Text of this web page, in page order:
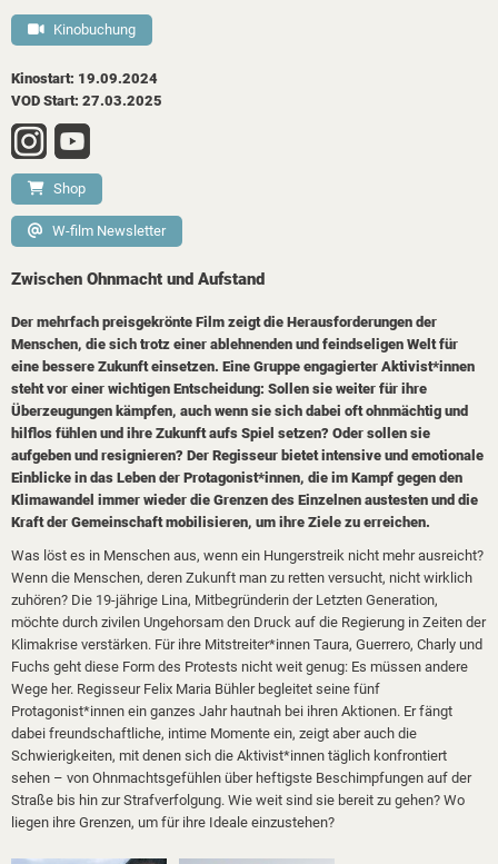
Kinobuchung
Kinostart: 19.09.2024
VOD Start: 27.03.2025
Shop
W-film Newsletter
Zwischen Ohnmacht und Aufstand
Der mehrfach preisgekrönte Film zeigt die Herausforderungen der
Menschen, die sich trotz einer ablehnenden und feindseligen Welt für
eine bessere Zukunft einsetzen. Eine Gruppe engagierter Aktivist*innen
steht vor einer wichtigen Entscheidung: Sollen sie weiter für ihre
Überzeugungen kämpfen, auch wenn sie sich dabei oft ohnmächtig und
hilflos fühlen und ihre Zukunft aufs Spiel setzen? Oder sollen sie
aufgeben und resignieren? Der Regisseur bietet intensive und emotionale
Einblicke in das Leben der Protagonist*innen, die im Kampf gegen den
Klimawandel immer wieder die Grenzen des Einzelnen austesten und die
Kraft der Gemeinschaft mobilisieren, um ihre Ziele zu erreichen.
Was löst es in Menschen aus, wenn ein Hungerstreik nicht mehr ausreicht?
Wenn die Menschen, deren Zukunft man zu retten versucht, nicht wirklich
zuhören? Die 19-jährige Lina, Mitbegründerin der Letzten Generation,
möchte durch zivilen Ungehorsam den Druck auf die Regierung in Zeiten der
Klimakrise verstärken. Für ihre Mitstreiter*innen Taura, Guerrero, Charly und
Fuchs geht diese Form des Protests nicht weit genug: Es müssen andere
Wege her. Regisseur Felix Maria Bühler begleitet seine fünf
Protagonist*innen ein ganzes Jahr hautnah bei ihren Aktionen. Er fängt
dabei freundschaftliche, intime Momente ein, zeigt aber auch die
Schwierigkeiten, mit denen sich die Aktivist*innen täglich konfrontiert
sehen – von Ohnmachtsgefühlen über heftigste Beschimpfungen auf der
Straße bis hin zur Strafverfolgung. Wie weit sind sie bereit zu gehen? Wo
liegen ihre Grenzen, um für ihre Ideale einzustehen?